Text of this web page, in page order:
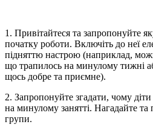
1. Привітайтеся та запропонуйте
початку роботи. Включіть до неї
підняттю настрою (наприклад,
що трапилось на минулому тижні
щось добре та приємне).
2. Запропонуйте згадати, чому
на минулому занятті. Нагадайте та
групи.